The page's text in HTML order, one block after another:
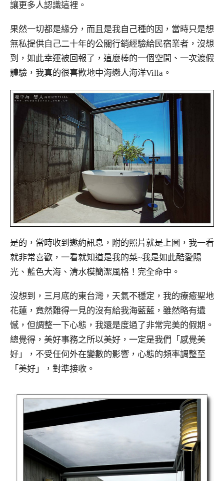
讓更多人認識這裡。
果然一切都是緣分，而且是我自己種的因，當時只是想
無私提供自己二十年的公關行銷經驗給民宿業者，沒想
到，如此幸運被回報了，這麼棒的一個空間、一次渡假
體驗，我真的很喜歡地中海戀人海洋Villa。
是的，當時收到邀約訊息，附的照片就是上圖，我一看
就非常喜歡，一看就知道是我的菜~我是如此酷愛陽
光、藍色大海、清水模簡潔風格！完全命中。
沒想到，三月底的東台灣，天氣不穩定，我的療癒聖地
花蓮，竟然難得一見的沒有給我海藍藍，雖然略有遺
憾，但調整一下心態，我還是度過了非常完美的假期。
總覺得，美好事務之所以美好，一定是我們「感覺美
好」，不受任何外在變數的影響，心態的頻率調整至
「美好」，對準接收。